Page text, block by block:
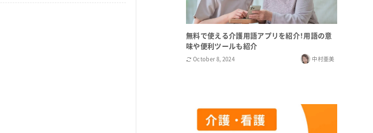
無料で使える介護用語アプリを紹介！用語の意
味や便利ツールも紹介
October 8, 2024 中村亜美